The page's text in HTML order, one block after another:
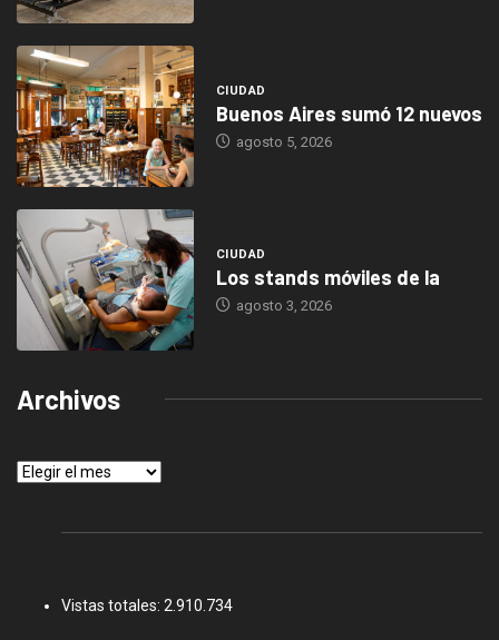
CIUDAD
Buenos Aires sumó 12 nuevos
agosto 5, 2026
CIUDAD
Los stands móviles de la
agosto 3, 2026
Archivos
Archivos
Vistas totales: 2.910.734